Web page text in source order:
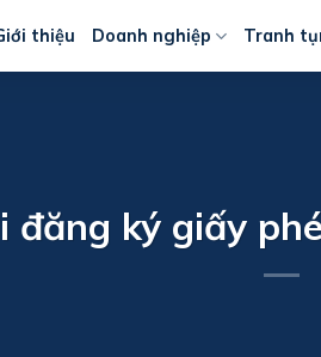
thiệu Doanh nghiệp Tranh
đăng ký giấy